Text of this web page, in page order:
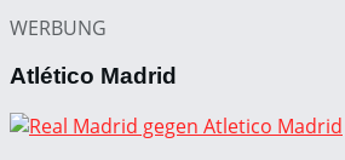
WERBUNG
Atlético Madrid